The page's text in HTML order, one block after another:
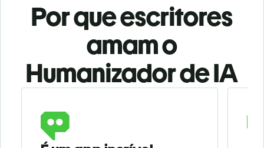
Por que escritores
amam o
Humanizador de IA
Slide 1 of 3